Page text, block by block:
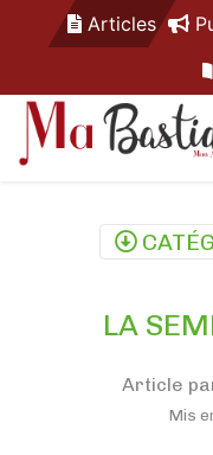
Articles
LA
Article
Mis